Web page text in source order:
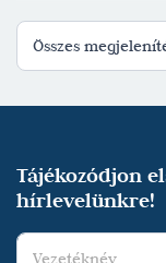
(2024/2025)
barátja -
Claude
masszőr -
Carlo
egy
Patricia
Összes
Tájékozódjon
hírlevelünkre!